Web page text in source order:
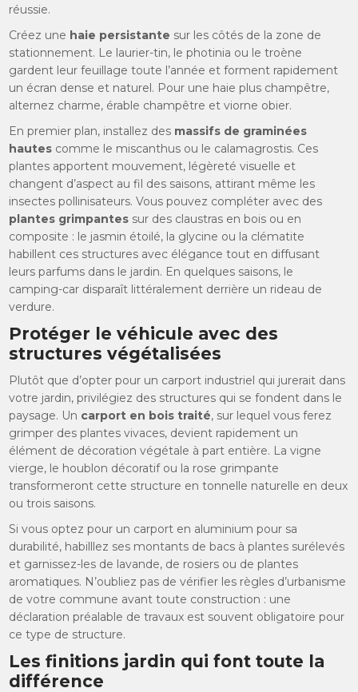
réussie.
Créez une haie persistante sur les côtés de la zone de
stationnement. Le laurier-tin, le photinia ou le troène
gardent leur feuillage toute l’année et forment rapidement
un écran dense et naturel. Pour une haie plus champêtre,
alternez charme, érable champêtre et viorne obier.
En premier plan, installez des massifs de graminées
hautes comme le miscanthus ou le calamagrostis. Ces
plantes apportent mouvement, légèreté visuelle et
changent d’aspect au fil des saisons, attirant même les
insectes pollinisateurs. Vous pouvez compléter avec des
plantes grimpantes sur des claustras en bois ou en
composite : le jasmin étoilé, la glycine ou la clématite
habillent ces structures avec élégance tout en diffusant
leurs parfums dans le jardin. En quelques saisons, le
camping-car disparaît littéralement derrière un rideau de
verdure.
Protéger le véhicule avec des
structures végétalisées
Plutôt que d’opter pour un carport industriel qui jurerait dans
votre jardin, privilégiez des structures qui se fondent dans le
paysage. Un carport en bois traité, sur lequel vous ferez
grimper des plantes vivaces, devient rapidement un
élément de décoration végétale à part entière. La vigne
vierge, le houblon décoratif ou la rose grimpante
transformeront cette structure en tonnelle naturelle en deux
ou trois saisons.
Si vous optez pour un carport en aluminium pour sa
durabilité, habilllez ses montants de bacs à plantes surélevés
et garnissez-les de lavande, de rosiers ou de plantes
aromatiques. N’oubliez pas de vérifier les règles d’urbanisme
de votre commune avant toute construction : une
déclaration préalable de travaux est souvent obligatoire pour
ce type de structure.
Les finitions jardin qui font toute la
différence